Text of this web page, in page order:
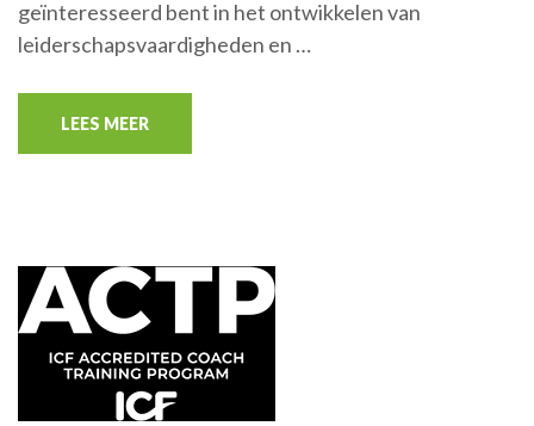
geïnteresseerd bent in het ontwikkelen van
leiderschapsvaardigheden en …
LEES MEER